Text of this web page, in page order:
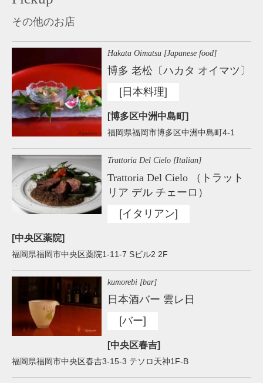
その他のお店
Hakata Oimatsu [Japanese food]
博多 老松〔ハカタ オイマツ〕
[日本料理]
[博多区中洲中島町]
福岡県福岡市博多区中洲中島町4-1
Trattoria Del Cielo [Italian]
Trattoria Del Cielo （トラット
リア デル チェーロ）
[イタリアン]
[中央区薬院]
福岡県福岡市中央区薬院1-11-7 Sビル2 2F
kumorebi [bar]
日本酒バー 雲レ日
[バー]
[中央区春吉]
福岡県福岡市中央区春吉3-15-3 テソロ天神1F-B